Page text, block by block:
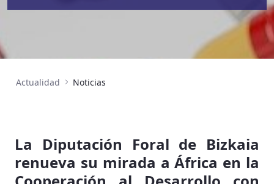
Actualidad Noticias
La Diputación Foral de Bizkaia
renueva su mirada a África en la